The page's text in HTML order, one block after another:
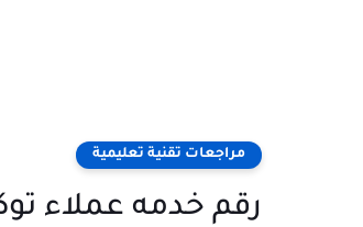
مراجعات تقنية تعليمية
رقم خدمه عملاء